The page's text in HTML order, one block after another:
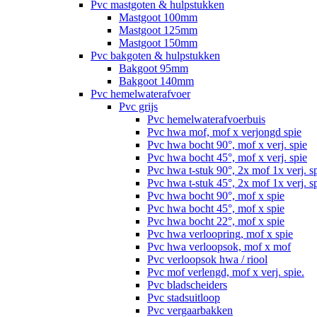
Pvc mastgoten & hulpstukken
Mastgoot 100mm
Mastgoot 125mm
Mastgoot 150mm
Pvc bakgoten & hulpstukken
Bakgoot 95mm
Bakgoot 140mm
Pvc hemelwaterafvoer
Pvc grijs
Pvc hemelwaterafvoerbuis
Pvc hwa mof, mof x verjongd spie
Pvc hwa bocht 90°, mof x verj. spie
Pvc hwa bocht 45°, mof x verj. spie
Pvc hwa t-stuk 90°, 2x mof 1x verj.
Pvc hwa t-stuk 45°, 2x mof 1x verj.
Pvc hwa bocht 90°, mof x spie
Pvc hwa bocht 45°, mof x spie
Pvc hwa bocht 22°, mof x spie
Pvc hwa verloopring, mof x spie
Pvc hwa verloopsok, mof x mof
Pvc verloopsok hwa / riool
Pvc mof verlengd, mof x verj. spie.
Pvc bladscheiders
Pvc stadsuitloop
Pvc vergaarbakken